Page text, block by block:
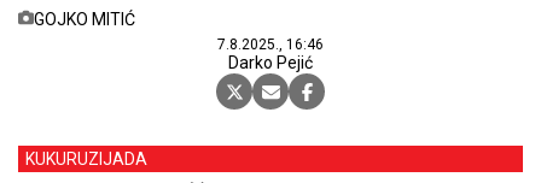
GOJKO MITIĆ
7.8.2025., 16:46
Darko Pejić
KUKURUZIJADA